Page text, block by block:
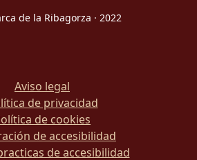
de la Ribagorza · 2022
Aviso legal
de privacidad
de cookies
de accesibilidad
de accesibilidad